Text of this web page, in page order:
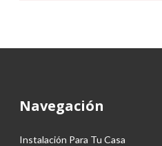
Navegación
Instalación Para Tu Casa